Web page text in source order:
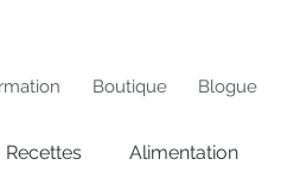
Boutique Blogue
Recettes Alimentation